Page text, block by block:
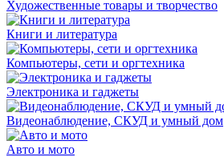
Художественные товары и творчество
Книги и литература
Компьютеры, сети и оргтехника
Электроника и гаджеты
Видеонаблюдение, СКУД и умный дом
Авто и мото